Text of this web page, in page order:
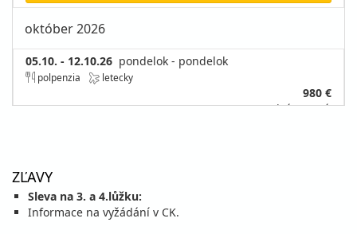
október 2026
05.10. - 12.10.26 pondelok - pondelok
polpenzia letecky
980 €
cena za 8 dní (7 nocí)
polpenzia
ZĽAVY
Sleva na 3. a 4.lůžku:
Informace na vyžádání v CK.